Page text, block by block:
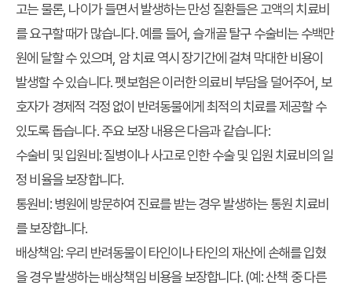
고는 물론, 나이가 들면서 발생하는 만성 질환들은 고액의 치료비
를 요구할 때가 많습니다. 예를 들어, 슬개골 탈구 수술비는 수백만
원에 달할 수 있으며, 암 치료 역시 장기간에 걸쳐 막대한 비용이
발생할 수 있습니다. 펫보험은 이러한 의료비 부담을 덜어주어, 보
호자가 경제적 걱정 없이 반려동물에게 최적의 치료를 제공할 수
있도록 돕습니다. 주요 보장 내용은 다음과 같습니다:
수술비 및 입원비 : 질병이나 사고로 인한 수술 및 입원 치료비의 일
정 비율을 보장합니다.
통원비 : 병원에 방문하여 진료를 받는 경우 발생하는 통원 치료비
를 보장합니다.
배상책임: 우리 반려동물이 타인이나 타인의 재산에 손해를 입혔
을 경우 발생하는 배상책임 비용을 보장합니다. (예: 산책 중 다른